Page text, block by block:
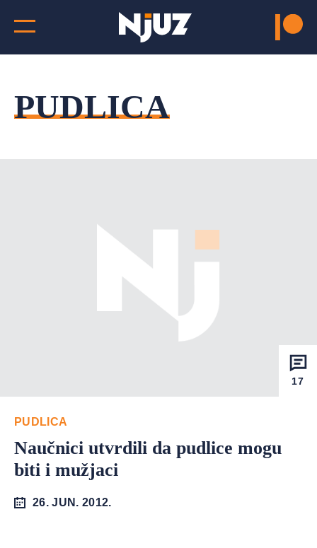
PUDLICA
17
PUDLICA
Naučnici utvrdili da pudlice mogu
biti i mužjaci
26. JUN. 2012.